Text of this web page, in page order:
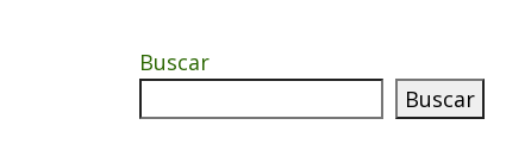
Buscar
Buscar